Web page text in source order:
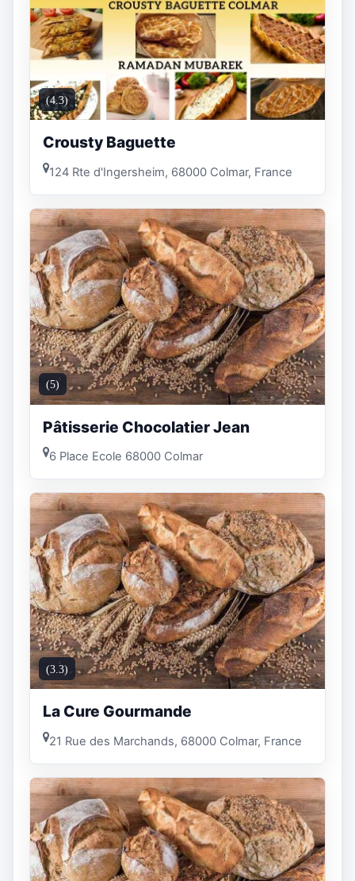
(4.3)
Crousty Baguette
124 Rte d'Ingersheim, 68000 Colmar, France
(5)
Pâtisserie Chocolatier Jean
6 Place Ecole 68000 Colmar
(3.3)
La Cure Gourmande
21 Rue des Marchands, 68000 Colmar, France